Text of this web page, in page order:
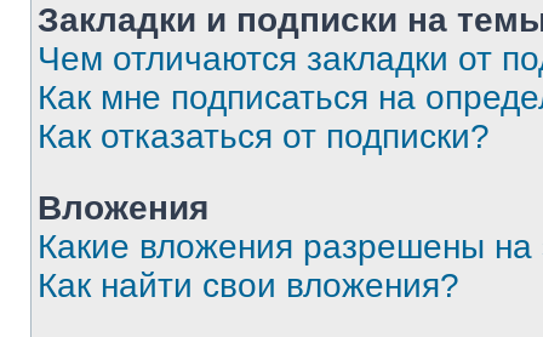
Закладки и подписки на
Чем отличаются закладки от
Как мне подписаться на
Как отказаться от подписки?
Вложения
Какие вложения разрешены
Как найти свои вложения?